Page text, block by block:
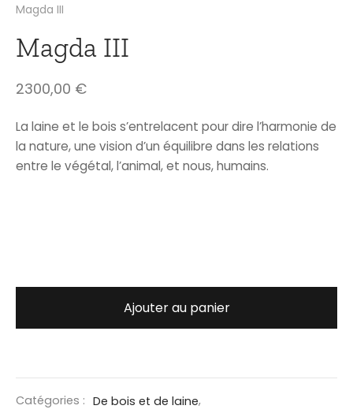
Magda III
Magda III
2300,00 €
La laine et le bois s’entrelacent pour dire l’harmonie de
la nature, une vision d’un équilibre dans les relations
entre le végétal, l’animal, et nous, humains.
Ajouter au panier
Catégories : De bois et de laine,